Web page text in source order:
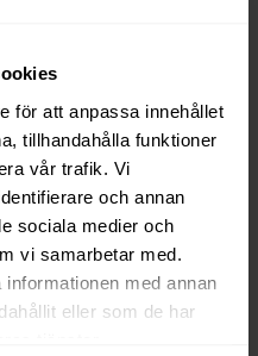
för att anpassa innehållet
tillhandahålla funktioner
vår trafik. Vi
och annan
sociala medier och
vi samarbetar med.
med annan
eller som de har